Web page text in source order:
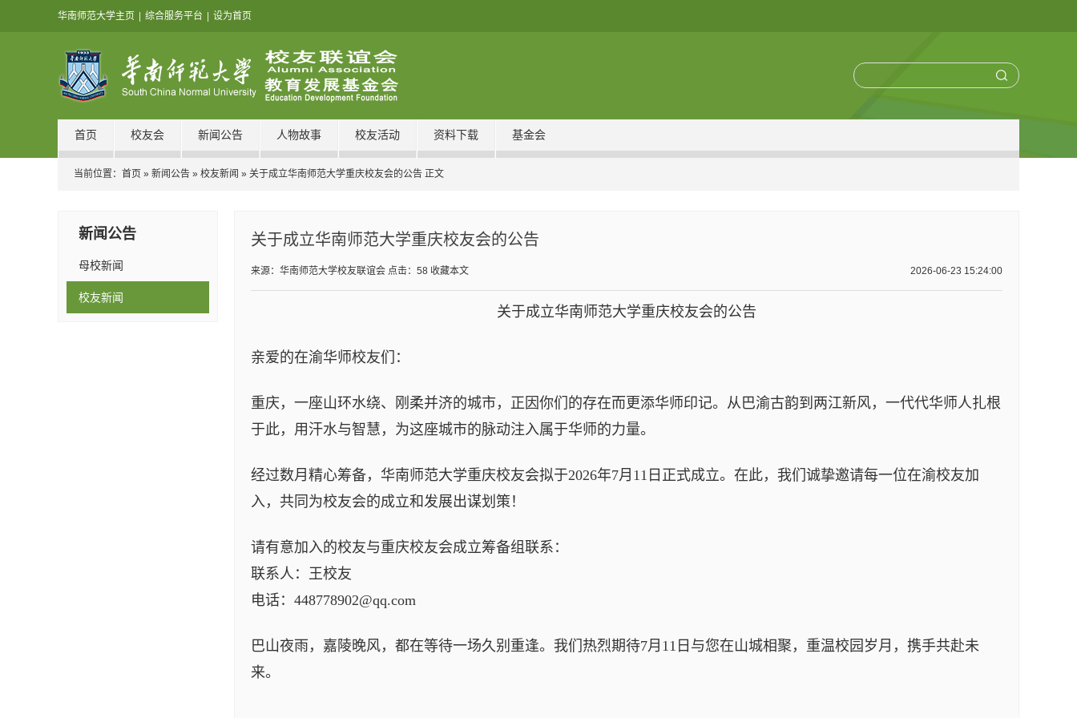
华南师范大学主页 综合服务平台 设为首页
首页 校友会 新闻公告 人物故事 校友活动 资料下载 基金会
当前位置： 首页 » 新闻公告 » 校友新闻 » 关于成立华南师范大学重庆校友会的公告 正文
新闻公告
母校新闻
校友新闻
关于成立华南师范大学重庆校友会的公告
2026-06-23 15:24:00
来源：华南师范大学校友联谊会 点击： 58 收藏本文
关于成立华南师范大学重庆校友会的公告
亲爱的在渝华师校友们：
重庆，一座山环水绕、刚柔并济的城市，正因你们的存在而更添华师印记。从巴渝古韵到两江新风，一代代华师人扎根
于此，用汗水与智慧，为这座城市的脉动注入属于华师的力量。
经过数月精心筹备，华南师范大学重庆校友会拟于2026年7月11日正式成立。在此，我们诚挚邀请每一位在渝校友加
入，共同为校友会的成立和发展出谋划策！
请有意加入的校友与重庆校友会成立筹备组联系：
联系人：王校友
电话：448778902@qq.com
巴山夜雨，嘉陵晚风，都在等待一场久别重逢。我们热烈期待7月11日与您在山城相聚，重温校园岁月，携手共赴未
来。